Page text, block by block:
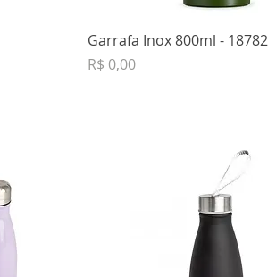
Garrafa Inox 800ml - 18782
Preço
R$ 0,00